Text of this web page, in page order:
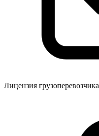
Лицензия грузоперевозчика